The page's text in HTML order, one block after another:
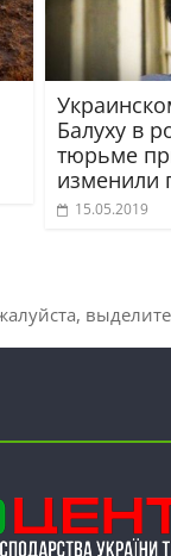
Балуху в
тюрьме
изменили
15.05.2019